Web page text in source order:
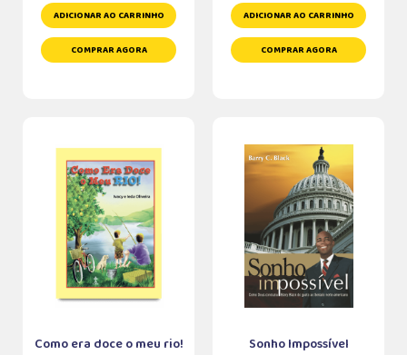
ADICIONAR AO CARRINHO
COMPRAR AGORA
ADICIONAR AO CARRINHO
COMPRAR AGORA
Como era doce o meu rio! Sonho Impossível